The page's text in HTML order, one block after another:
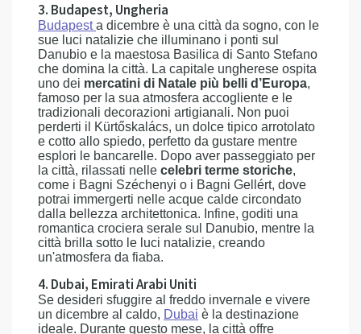
3. Budapest, Ungheria
Budapest a dicembre è una città da sogno, con le
sue luci natalizie che illuminano i ponti sul
Danubio e la maestosa Basilica di Santo Stefano
che domina la città. La capitale ungherese ospita
uno dei mercatini di Natale più belli d’Europa,
famoso per la sua atmosfera accogliente e le
tradizionali decorazioni artigianali. Non puoi
perderti il Kürtőskalács, un dolce tipico arrotolato
e cotto allo spiedo, perfetto da gustare mentre
esplori le bancarelle. Dopo aver passeggiato per
la città, rilassati nelle celebri terme storiche,
come i Bagni Széchenyi o i Bagni Gellért, dove
potrai immergerti nelle acque calde circondato
dalla bellezza architettonica. Infine, goditi una
romantica crociera serale sul Danubio, mentre la
città brilla sotto le luci natalizie, creando
un'atmosfera da fiaba.
4. Dubai, Emirati Arabi Uniti
Se desideri sfuggire al freddo invernale e vivere
un dicembre al caldo, Dubai è la destinazione
ideale. Durante questo mese, la città offre